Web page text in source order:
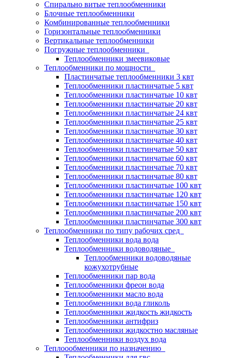
Спирально витые теплообменники
Блочные теплообменники
Комбинированные теплообменники
Горизонтальные теплообменники
Вертикальные теплообменники
Погружные теплообменники
Теплообменники змеевиковые
Теплообменники по мощности
Пластинчатые теплообменники 3 квт
Теплообменники пластинчатые 5 квт
Теплообменники пластинчатые 10 квт
Теплообменники пластинчатые 20 квт
Теплообменники пластинчатые 24 квт
Теплообменники пластинчатые 25 квт
Теплообменники пластинчатые 30 квт
Теплообменники пластинчатые 40 квт
Теплообменники пластинчатые 50 квт
Теплообменники пластинчатые 60 квт
Теплообменники пластинчатые 70 квт
Теплообменники пластинчатые 80 квт
Теплообменники пластинчатые 100 квт
Теплообменники пластинчатые 120 квт
Теплообменники пластинчатые 150 квт
Теплообменники пластинчатые 200 квт
Теплообменники пластинчатые 300 квт
Теплообменники по типу рабочих сред
Теплообменники вода вода
Теплообменники водоводяные
Теплообменники водоводяные
кожухотрубные
Теплообменники пар вода
Теплообменники фреон вода
Теплообменники масло вода
Теплообменники вода гликоль
Теплообменники жидкость жидкость
Теплообменники антифриз
Теплообменники жидкостно масляные
Теплообменники воздух вода
Теплоообменники по назначению